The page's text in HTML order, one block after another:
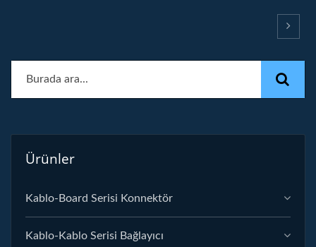
Ürünler
Kablo-Board Serisi Konnektör
Kablo-Kablo Serisi Bağlayıcı